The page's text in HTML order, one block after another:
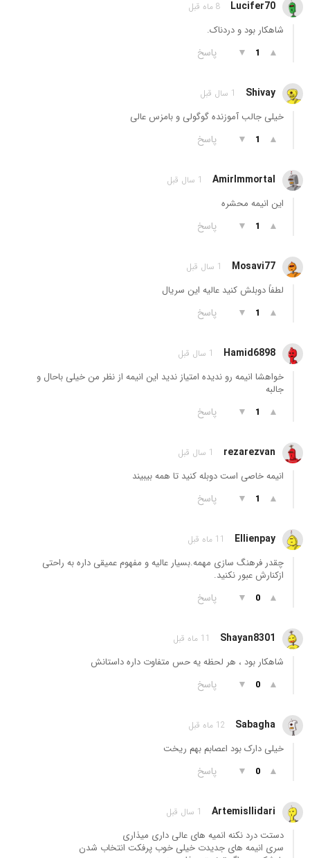
Lucifer70 8 ماه قبل
شاهکار بود و دردناک.
▲
1
▼ پاسخ
Shivay 1 سال قبل
خیلی جالب آموزنده گوگولی و بامزس عالی
▲
1
▼ پاسخ
AmirImmortal 1 سال قبل
این انیمه محشره
▲
1
▼ پاسخ
Mosavi77 1 سال قبل
لطفاً دوبلش کنید عالیه این سریال
▲
1
▼ پاسخ
Hamid6898 1 سال قبل
خواهشا انیمه رو ندیده امتیاز ندید این انیمه از نظر من خیلی باحال و
جالبه
▲
1
▼ پاسخ
rezarezvan 1 سال قبل
انیمه خاصی است دوبله کنید تا همه بیبیند
▲
1
▼ پاسخ
Ellienpay 11 ماه قبل
چقدر فرهنگ سازی مهمه.بسیار عالیه و مفهوم عمیقی داره به راحتی
ازکنارش عبور نکنید.
▲
0
▼ پاسخ
Shayan8301 11 ماه قبل
شاهکار بود ، هر لحظه یه حس متفاوت داره داستانش
▲
0
▼ پاسخ
Sabagha 12 ماه قبل
خیلی دارک بود اعصابم بهم ریخت
▲
0
▼ پاسخ
ArtemisIlidari 1 سال قبل
دستت درد نکنه انمیه های عالی داری میذاری
سری انیمه های جدیدت خیلی خوب پرفکت انتخاب شدن